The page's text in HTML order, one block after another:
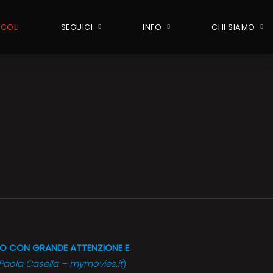
SEGUICI INFO CHI SIAMO
CON GRANDE ATTENZIONE E
Casella – mymovies.it)